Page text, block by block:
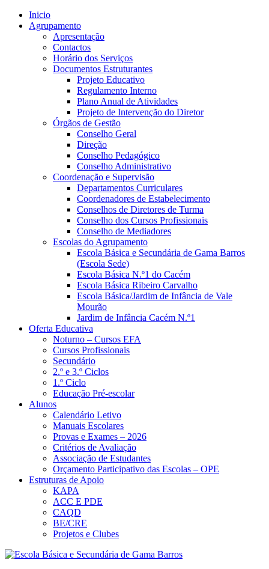
Inicio
Agrupamento
Apresentação
Contactos
Horário dos Serviços
Documentos Estruturantes
Projeto Educativo
Regulamento Interno
Plano Anual de Atividades
Projeto de Intervenção do Diretor
Órgãos de Gestão
Conselho Geral
Direção
Conselho Pedagógico
Conselho Administrativo
Coordenação e Supervisão
Departamentos Curriculares
Coordenadores de Estabelecimento
Conselhos de Diretores de Turma
Conselho dos Cursos Profissionais
Conselho de Mediadores
Escolas do Agrupamento
Escola Básica e Secundária de Gama Barros
(Escola Sede)
Escola Básica N.º1 do Cacém
Escola Básica Ribeiro Carvalho
Escola Básica/Jardim de Infância de Vale
Mourão
Jardim de Infância Cacém N.º1
Oferta Educativa
Noturno – Cursos EFA
Cursos Profissionais
Secundário
2.º e 3.º Ciclos
1.º Ciclo
Educação Pré-escolar
Alunos
Calendário Letivo
Manuais Escolares
Provas e Exames – 2026
Critérios de Avaliação
Associação de Estudantes
Orçamento Participativo das Escolas – OPE
Estruturas de Apoio
KAPA
ACC E PDE
CAQD
BE/CRE
Projetos e Clubes